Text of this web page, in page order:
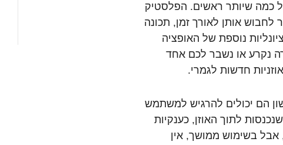
כמה שיותר ראשים. הפלסטיק
לחבוש אותן לאורך זמן, תכונה
נוספת של האופציה
נקרע או נשבר לכם אחד
חדשות לגמרי.
הם יכולים להרגיש למשתמש
לתוך האוזן, כענקיות
אבל בשימוש ממושך, אין